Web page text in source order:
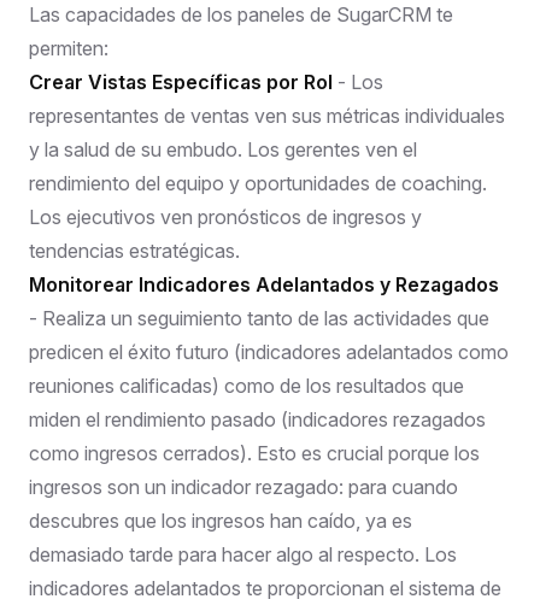
Las capacidades de los paneles de SugarCRM te
permiten:
Crear Vistas Específicas por Rol - Los
representantes de ventas ven sus métricas individuales
y la salud de su embudo. Los gerentes ven el
rendimiento del equipo y oportunidades de coaching.
Los ejecutivos ven pronósticos de ingresos y
tendencias estratégicas.
Monitorear Indicadores Adelantados y Rezagados
- Realiza un seguimiento tanto de las actividades que
predicen el éxito futuro (indicadores adelantados como
reuniones calificadas) como de los resultados que
miden el rendimiento pasado (indicadores rezagados
como ingresos cerrados). Esto es crucial porque los
ingresos son un indicador rezagado: para cuando
descubres que los ingresos han caído, ya es
demasiado tarde para hacer algo al respecto. Los
indicadores adelantados te proporcionan el sistema de